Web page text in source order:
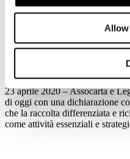
Dettagli
Pubblicato: 24 Aprile
23 aprile 2020 – Assocarta e
di oggi con una dichiarazione
che la raccolta differenziata e
come attività essenziali e